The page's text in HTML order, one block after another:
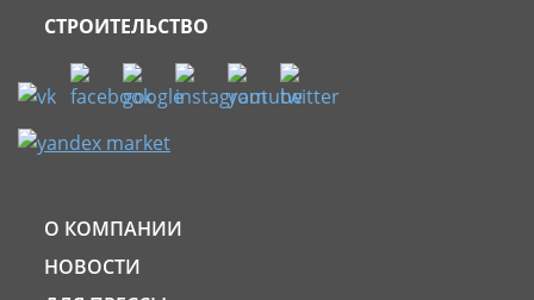
СТРОИТЕЛЬСТВО
О КОМПАНИИ
НОВОСТИ